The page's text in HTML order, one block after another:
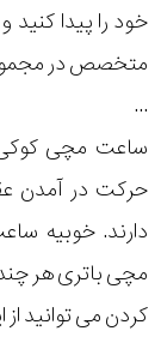
خود را پیدا کنید
متخصص در
...
ساعت مچی
حرکت در آمدن
دارند. خوبیه
مچی باتری هر چند
کردن می توانید
بکار
در
ساعت